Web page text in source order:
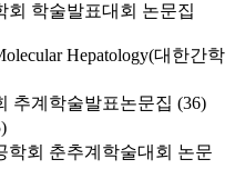
회 학술발표대회 논문집
Hepatology(대한간학
추계학술발표논문집 (36)
학회 춘추계학술대회 논문